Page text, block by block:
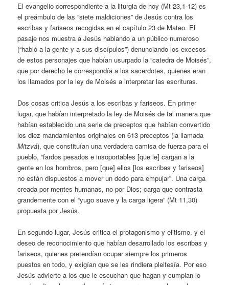
El evangelio correspondiente a la liturgia de hoy (Mt 23,1-12) es
el preámbulo de las “siete maldiciones” de Jesús contra los
escribas y fariseos recogidas en el capítulo 23 de Mateo. El
pasaje nos muestra a Jesús hablando a un público numeroso
(“habló a la gente y a sus discípulos”) denunciando los excesos
de estos personajes que habían usurpado la “catedra de Moisés”,
que por derecho le correspondía a los sacerdotes, quienes eran
los llamados por la ley de Moisés a interpretar las escrituras.
Dos cosas critica Jesús a los escribas y fariseos. En primer
lugar, que habían interpretado la ley de Moisés de tal manera que
habían establecido una serie de preceptos que habían convertido
los diez mandamientos originales en 613 preceptos (la llamada
Mitzvá), que constituían una verdadera camisa de fuerza para el
pueblo, “fardos pesados e insoportables [que le] cargan a la
gente en los hombros, pero [que] ellos [los escribas y fariseos]
no están dispuestos a mover un dedo para empujar”. Una carga
creada por mentes humanas, no por Dios; carga que contrasta
grandemente con el “yugo suave y la carga ligera” (Mt 11,30)
propuesta por Jesús.
En segundo lugar, Jesús critica el protagonismo y elitismo, y el
deseo de reconocimiento que habían desarrollado los escribas y
fariseos, quienes pretendían ocupar siempre los primeros
puestos en todo, y exigían que se les rindiera pleitesía. Por eso
Jesús advierte a los que le escuchan que hagan y cumplan lo